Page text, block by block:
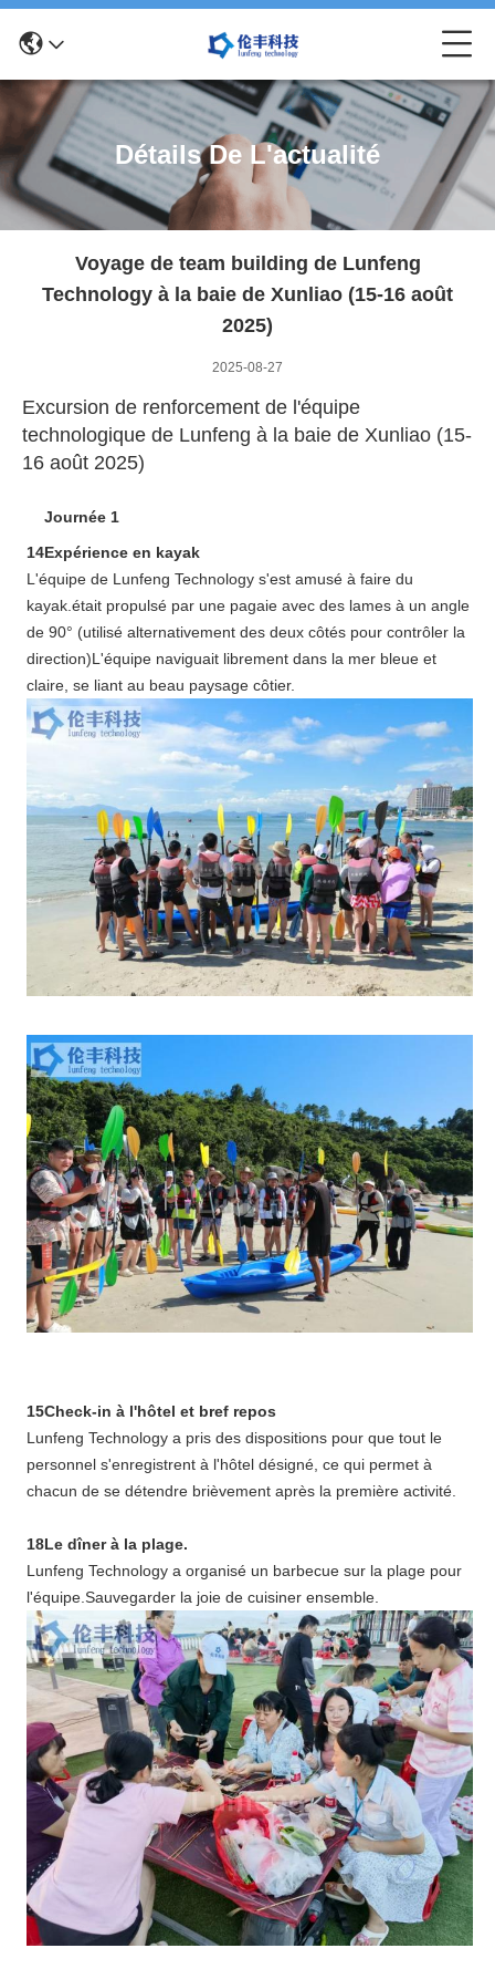
Détails De L'actualité
Voyage de team building de Lunfeng
Technology à la baie de Xunliao (15-16 août
2025)
2025-08-27
Excursion de renforcement de l'équipe
technologique de Lunfeng à la baie de Xunliao (15-
16 août 2025)
Journée 1
14Expérience en kayak
L'équipe de Lunfeng Technology s'est amusé à faire du
kayak.était propulsé par une pagaie avec des lames à un angle
de 90° (utilisé alternativement des deux côtés pour contrôler la
direction)L'équipe naviguait librement dans la mer bleue et
claire, se liant au beau paysage côtier.
15Check-in à l'hôtel et bref repos
Lunfeng Technology a pris des dispositions pour que tout le
personnel s'enregistrent à l'hôtel désigné, ce qui permet à
chacun de se détendre brièvement après la première activité.
18Le dîner à la plage.
Lunfeng Technology a organisé un barbecue sur la plage pour
l'équipe.Sauvegarder la joie de cuisiner ensemble.